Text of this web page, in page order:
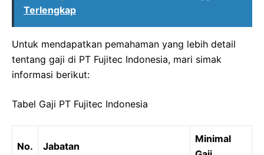
Terlengkap
Untuk mendapatkan pemahaman yang lebih detail
tentang gaji di PT Fujitec Indonesia, mari simak
informasi berikut:
Tabel Gaji PT Fujitec Indonesia
No. Jabatan
Minimal